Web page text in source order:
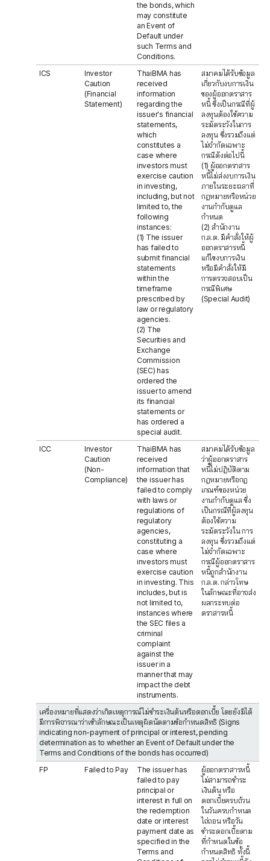
the bonds, which
may constitute
an Event of
Default under
such Terms and
Conditions.
ICS
Investor
Caution
(Financial
Statement)
ThaiBMA has
received
information
regarding the
issuer's financial
statements,
which
constitutes a
case where
investors must
exercise caution
in investing,
including, but not
limited to, the
following
instances:
(1) The issuer
has failed to
submit financial
statements
within the
timeframe
prescribed by
law or regulatory
agencies.
(2) The
Securities and
Exchange
Commission
(SEC) has
ordered the
issuer to amend
its financial
statements or
has ordered a
special audit.
สมาคมได้รับข้อมูล
เกี่ยวกับงบการเงิน
ของผู้ออกตราสาร
หนี้ ซึ่งเป็นกรณีที่ผู้
ลงทุนต้องใช้ความ
ระมัดระวังในการ
ลงทุน ซึ่งรวมถึงแต่
ไม่จำกัดเฉพาะ
กรณีดังต่อไปนี้
(1) ผู้ออกตราสาร
หนี้ไม่ส่งงบการเงิน
ภายในระยะเวลาที่
กฎหมายหรือหน่วย
งานกำกับดูแล
กำหนด
(2) สำนักงาน
ก.ล.ต. มีคำสั่งให้ผู้
ออกตราสารหนี้
แก้ไขงบการเงิน
หรือมีคำสั่งให้มี
การตรวจสอบเป็น
กรณีพิเศษ
(Special Audit)
ICC
Investor
Caution
(Non-
Compliance)
ThaiBMA has
received
information that
the issuer has
failed to comply
with laws or
regulations of
regulatory
agencies,
constituting a
case where
investors must
exercise caution
in investing. This
includes, but is
not limited to,
instances where
the SEC files a
criminal
complaint
against the
issuer in a
manner that may
impact the debt
instruments.
สมาคมได้รับข้อมูล
ว่าผู้ออกตราสาร
หนี้ไม่ปฏิบัติตาม
กฎหมายหรือกฎ
เกณฑ์ของหน่วย
งานกำกับดูแล ซึ่ง
เป็นกรณีที่ผู้ลงทุน
ต้องใช้ความ
ระมัดระวังใน การ
ลงทุน ซึ่งรวมถึงแต่
ไม่จำกัดเฉพาะ
กรณีผู้ออกตราสาร
หนี้ถูกสำนักงาน
ก.ล.ต. กล่าวโทษ
ในลักษณะที่อาจส่ง
ผลกระทบต่อ
ตราสารหนี้
เครื่องหมายที่แสดงว่าเกิดเหตุการณ์ไม่ชำระเงินต้นหรือดอกเบี้ย โดยยังมิได้
มีการพิจารณาว่าเข้าลักษณะเป็นเหตุผิดนัดตามข้อกำหนดสิทธิ (Signs
indicating non-payment of principal or interest, pending
determination as to whether an Event of Default under the
Terms and Conditions of the bonds has occurred)
FP
Failed to Pay
The issuer has
failed to pay
principal or
interest in full on
the redemption
date or interest
payment date as
specified in the
Terms and
ผู้ออกตราสารหนี้
ไม่สามารถชำระ
เงินต้น หรือ
ดอกเบี้ยครบถ้วน
ในวันครบกำหนด
ไถ่ถอน หรือวัน
ชำระดอกเบี้ยตาม
ที่กำหนดในข้อ
กำหนดสิทธิ ทั้งนี้